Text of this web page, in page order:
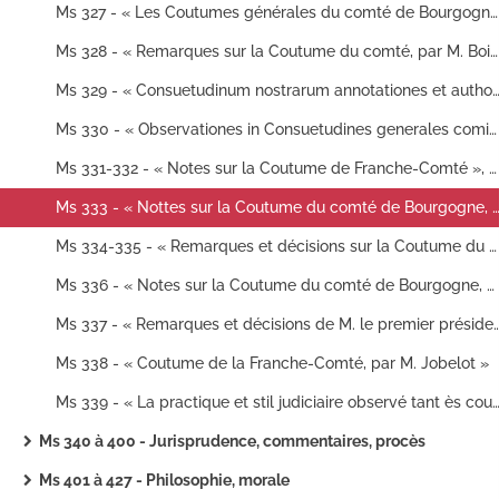
Ms 327 - « Les Coutumes générales du comté de Bourgogne », avec les observations de Jean Boyvin, président du parlement de Dole
Ms 328 - « Remarques sur la Coutume du comté, par M. Boivin, président de Bourgogne »
Ms 329 - « Consuetudinum nostrarum annotationes et authorum citationes locupletissimae, J. Boyvin »
Ms 330 - « Observationes in Consuetudines generales comitatus Burgundiae », par J. Boyvin
Ms 331-332 - « Notes sur la Coutume de Franche-Comté », par Jacques Terrier, conseiller au parlement de Dole. — Deux volumes
Ms 333 - « Nottes sur la Coutume du comté de Bourgogne, par M. Jobelot. » — « Questions de droit », par le même
Ms 334-335 - « Remarques et décisions sur la Coutume du comté de Bourgogne », par le premier président Jean-Ferdinand Jobelot. — Deux volumes
Ms 336 - « Notes sur la Coutume du comté de Bourgogne, par M. Jobelot, premier président au parlement de Besançon »
Ms 337 - « Remarques et décisions de M. le premier président Jobelot sur la Coutume du comté de Bourgogne »
Ms 338 - « Coutume de la Franche-Comté, par M. Jobelot »
Ms 339 - « La practique et stil judiciaire observé tant ès cours de Parlement que tribunaux de justice au comté de Bourgogne, de messire Prudent de Sainct-Mauris »
Ms 340 à 400 - Jurisprudence, commentaires, procès
Ms 401 à 427 - Philosophie, morale